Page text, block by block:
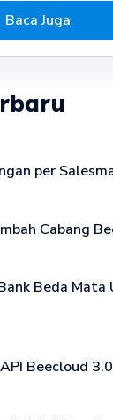
Baca Juga
per
Cabang
Beda Mata
Beecloud 3.0